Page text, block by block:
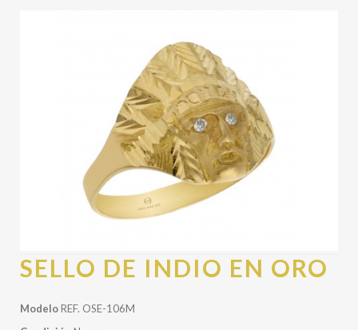
SELLO DE INDIO EN ORO
ModeloREF. OSE-106M